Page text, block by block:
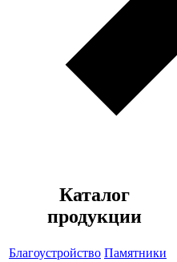
Каталог
продукции
Благоустройство Памятники